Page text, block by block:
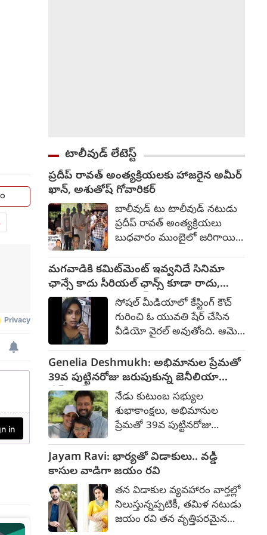
టాలీవుడ్ లేటెస్ట్
ప్రదీప్ రావత్ అంత్యక్రియలకు హాజరైన అమీర్
ఖాన్, అశుతోష్ గోవారికర్
బాలీవుడ్ టు టాలీవుడ్ నటుడు
ప్రదీప్ రావత్ అంత్యక్రియలు
బుధవారం ముంబైలో జరిగాయి.
ఏళ్ల వయసులో కన్నుమూసిన
ఆయనకు తుది
నివాళులర్పించేందుకు సినీ
రంగానికి చెందిన పలువురు
ప్రముఖులు హాజరయ్యారు. :
అమీర్ ఖాన్, దర్శకుడు అశుతోష్
గోవారికర్ నివాళులర్పించారు.
ప్రదీప్ రావత్ కుటుంబ సభ్యులు,
ప్రముఖులు హాజరయ్యారు.
మగవాడికి కమిట్‌మెంట్ ఇవ్వనిదే సినిమా
ఛాన్సే కాదు సీరియల్ ఛాన్స్ కూడా రాదు,
యువతి వీడియో వైరల్సోషల్ మీడియాలో కేస్టింగ్ కౌచ్
గురించి ఓ యువతి షేర్ చేసిన
వీడియో వైరల్ అవుతోంది. ఆమె
నేనేదో సోషల్ మీడియాలో
వీడియోలు పెడుతుంటాను. ఆ
వీడియోలు చూసి సినిమా ఆఫర్
వుందని ఓ సినిమా కంపెనీవాళ్లు
పిలిచారు. వాళ్లతో డిస్కషన్స్
అంతా అయ్యాక చివరికి వాళ్లు
చెప్పిందేమిటంటే... కమిట్మెంట్
కావాలని. దాంతో ఆ అవకాశం
వద్దని తిరిగి వచ్చేసాను. రెండోసారి
ఇంకొకరు సీరియల్లో అవకాశం
వుందని పిలిచారు. ఒకసారి
అనుభవించినా బుద్ధి లేని నేను
Genelia Deshmukh: అభిమానుల ప్రేమతో
39వ పుట్టినరోజు జరుపుకున్న జెనీలియా
దేశ్‌ముఖ్
నేడు కుటుంబ సభ్యుల
శుభాకాంక్షలు, అభిమానుల
ప్రేమతో 39వ పుట్టినరోజు
సునీల్ శెట్టి మరియు గీతా ఆర్ట్స్
వంటి ప్రముఖులు కూడా
అభిమానులతో కలిసి ఆమెకు
హృదయపూర్వక శుభాకాంక్షలు
తెలిపారు. ఆమె
అంటువ్యాధిలాంటి చిరునవ్వు,
Jayam Ravi: భార్యతో విడాకులు.. వడ్డీ
కాసుల వాడిగా జయం రవి
తన విడాకుల వ్యవహారం వార్తల్లో
నిలుస్తున్నప్పటికీ, తమిళ నటుడు
జయం రవి తన వృత్తిపరమైన